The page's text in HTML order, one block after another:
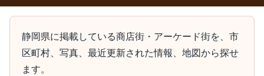
静岡県に掲載している商店街・アーケード街を、市
区町村、写真、最近更新された情報、地図から探せ
ます。